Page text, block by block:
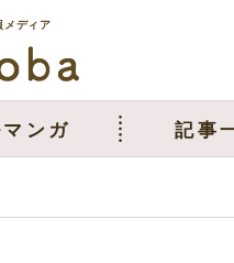
メディア
ンガ 記事